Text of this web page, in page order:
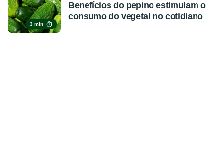
3 min
Benefícios do pepino estimulam o
consumo do vegetal no cotidiano